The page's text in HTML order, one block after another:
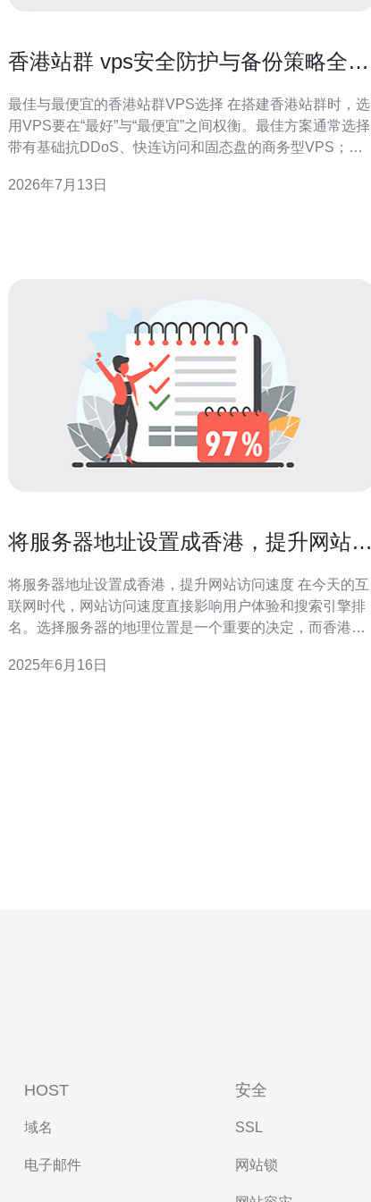
香港站群 vps安全防护与备份策略全流
最佳与最便宜的香港站群VPS选择 在搭建香港站群时，选
用VPS要在“最好”与“最便宜”之间权衡。最佳方案通常选择
带有基础抗DDoS、快连访问和固态盘的商务型VPS；最
按需计费、共享型或入门型VPS，再通过轻量级防护与分
2026年7月13日
将服务器地址设置成香港，提升网站访
将服务器地址设置成香港，提升网站访问速度 在今天的互
联网时代，网站访问速度直接影响用户体验和搜索引擎排
名。选择服务器的地理位置是一个重要的决定，而香港作
网络延迟。
2025年6月16日
HOST
域名
电子邮件
安全
SSL
网站锁